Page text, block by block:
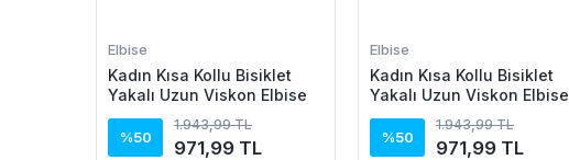
Elbise
Kadın Kısa Kollu Bisiklet
Yakalı Uzun Viskon Elbise
%50
1.943,99 TL
971,99 TL
Elbise
Kadın Kısa Kollu Bisiklet
Yakalı Uzun Viskon Elbise
%50
1.943,99 TL
971,99 TL